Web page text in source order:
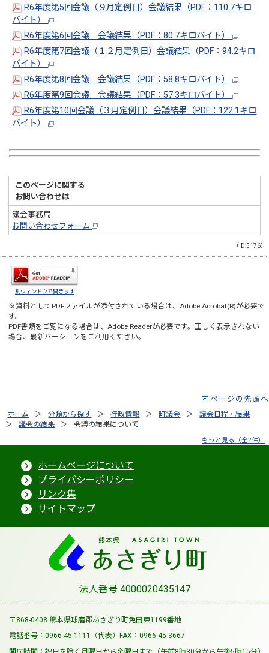
R6年度第5回会議（９月定例日）会議結果（PDF：110.7キロ
バイト）
R6年度第6回会議 会議結果（PDF：80.7キロバイト）
R6年度第7回会議（１２月定例日）会議結果（PDF：94.2キロ
バイト）
R6年度第8回会議 会議結果（PDF：58.8キロバイト）
R6年度第9回会議 会議結果（PDF：57.3キロバイト）
R6年度第10回会議（３月定例日）会議結果（PDF：122.1キロ
バイト）
このページに関する
お問い合わせは
議会事務局
お問い合わせフォーム
（ID:5176）
別ウィンドウで開きます
※資料としてPDFファイルが添付されている場合は、 Adobe Acrobat(R)が必要で
す。
PDF書類をご覧になる場合は、 Adobe Readerが必要です。正しく表示されない
場合、最新バージョンをご利用ください。
ページの先頭へ
ホーム 分類から探す 行政情報 町議会
議会日程・結果
議会の結果
会議の結果について
もっと見る（全2件）
ホームページについて
プライバシーポリシー
リンク集
サイトマップ
法人番号 4000020435147
〒868-0408 熊本県球磨郡あさぎり町免田東1199番地
電話番号：0966-45-1111（代表）
FAX：0966-45-3667